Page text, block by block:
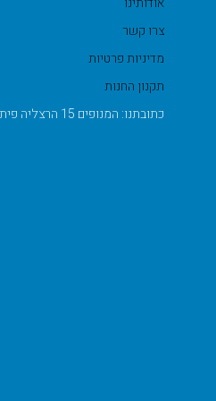
צרו קשר
מדיניות פרטיות
תקנון החנות
כתובתנו: המנופים 15 הרצליה פיתוח